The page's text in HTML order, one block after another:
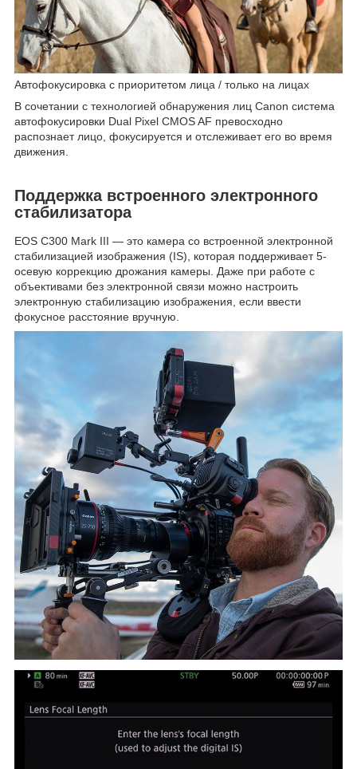
Автофокусировка с приоритетом лица / только на лицах
В сочетании с технологией обнаружения лиц Canon система
автофокусировки Dual Pixel CMOS AF превосходно
распознает лицо, фокусируется и отслеживает его во время
движения.
Поддержка встроенного электронного
стабилизатора
EOS C300 Mark III — это камера со встроенной электронной
стабилизацией изображения (IS), которая поддерживает 5-
осевую коррекцию дрожания камеры. Даже при работе с
объективами без электронной связи можно настроить
электронную стабилизацию изображения, если ввести
фокусное расстояние вручную.